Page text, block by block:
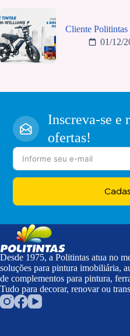
Cliente Politintas
01/12/
Inscreva-se e
ofertas!
Desde 1975, a Politintas atua no
soluções para pintura imobiliária,
de complementos para pintura,
Tudo para decorar, renovar ou